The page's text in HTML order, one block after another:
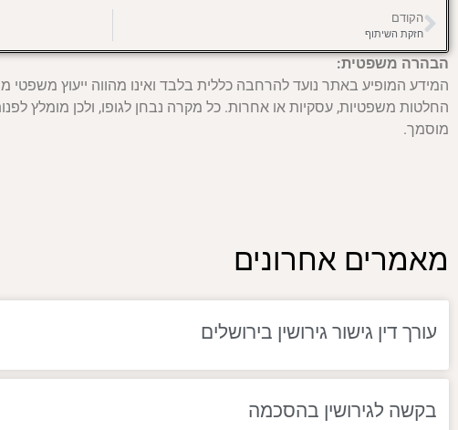
הקודם
חזקת השיתוף
הבהרה משפטית:
המידע המופיע באתר נועד להרחבה כללית בלבד ואינו מהווה ייעוץ משפטי
החלטות משפטיות, עסקיות או אחרות. כל מקרה נבחן לגופו, ולכן מומלץ
מוסמך.
מאמרים אחרונים
עורך דין גישור גירושין בירושלים
בקשה לגירושין בהסכמה